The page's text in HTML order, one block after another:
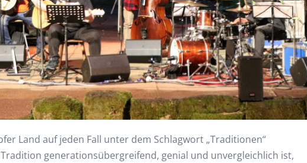
Land auf jeden Fall unter dem Schlagwort „Traditionen“
generationsübergreifend, genial und unvergleichlich ist,